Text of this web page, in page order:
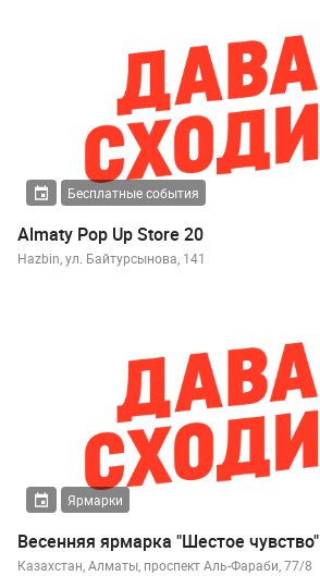
Бесплатные события
Almaty Pop Up Store 20
Hazbin, ул. Байтурсынова, 141
Ярмарки
Весенняя ярмарка "Шестое чувство"
Казахстан, Алматы, проспект Аль-Фараби, 77/8